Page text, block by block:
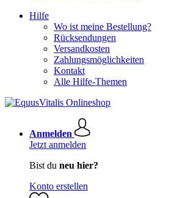
Hilfe
Wo ist meine Bestellung?
Rücksendungen
Versandkosten
Zahlungsmöglichkeiten
Kontakt
Alle Hilfe-Themen
Anmelden
Jetzt anmelden
Bist du neu hier?
Konto erstellen